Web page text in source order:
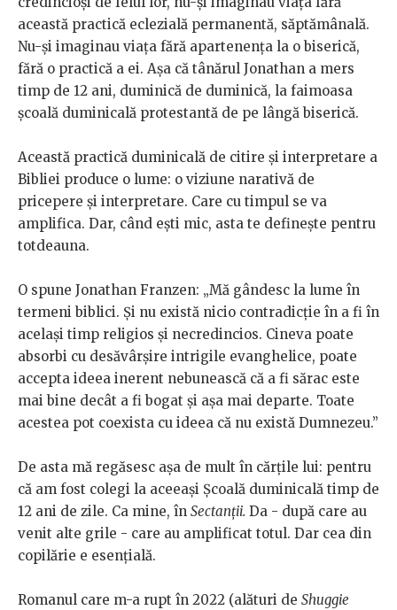
această practică eclezială permanentă, săptămânală.
Nu-și imaginau viața fără apartenența la o biserică,
fără o practică a ei. Așa că tânărul Jonathan a mers
timp de 12 ani, duminică de duminică, la faimoasa
școală duminicală protestantă de pe lângă biserică.
Această practică duminicală de citire și interpretare a
Bibliei produce o lume: o viziune narativă de
pricepere și interpretare. Care cu timpul se va
amplifica. Dar, când ești mic, asta te definește pentru
totdeauna.
O spune Jonathan Franzen: „Mă gândesc la lume în
termeni biblici. Și nu există nicio contradicție în a fi în
același timp religios și necredincios. Cineva poate
absorbi cu desăvârșire intrigile evanghelice, poate
accepta ideea inerent nebunească că a fi sărac este
mai bine decât a fi bogat și așa mai departe. Toate
acestea pot coexista cu ideea că nu există Dumnezeu.”
De asta mă regăsesc așa de mult în cărțile lui: pentru
că am fost colegi la aceeași Școală duminicală timp de
12 ani de zile. Ca mine, în Sectanții. Da - după care au
venit alte grile - care au amplificat totul. Dar cea din
copilărie e esențială.
Romanul care m-a rupt în 2022 (alături de Shuggie